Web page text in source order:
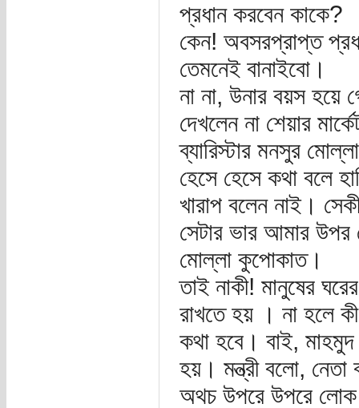
প্রধান করবেন কাকে?
কেন! অবসরপ্রাপ্ত
তেমনেই বানাইবো।
না না, উনার বয়স হয়ে
দেখলেন না শেয়ার
ব্যারিস্টার মনসুর
হেসে হেসে কথা বলে
খারাপ বলেন নাই।
সেটার ভার আমার
মোল্লা কুপোকাত।
তাই নাকী! মানুষের
রাখতে হয় । না হলে
কথা হবে। বাই, মাহমুদ
হয়। মন্ত্রী বলো,
অথচ উপরে উপরে লোক